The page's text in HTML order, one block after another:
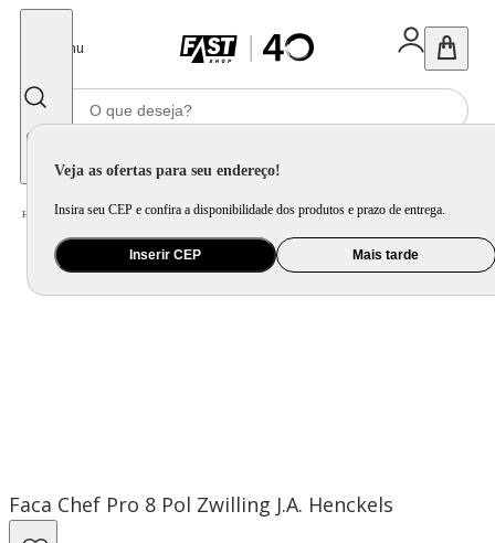
Menu
Veja as ofertas para seu endereço!
Insira seu CEP e confira a disponibilidade dos produtos e prazo de entrega.
Inserir CEP Mais tarde
Home Utilidade Doméstica Cozinha / Cepo, Faca e Afiador
Faca Chef Pro 8 Pol Zwilling J.A. Henckels